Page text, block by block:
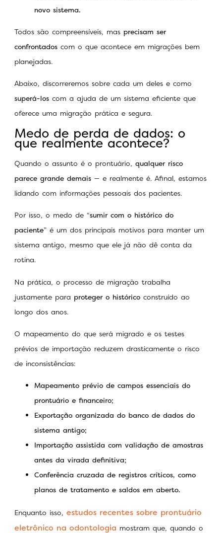
novo sistema.
Todos são compreensíveis, mas precisam ser
confrontados com o que acontece em migrações bem
planejadas.
Abaixo, discorreremos sobre cada um deles e como
superá-los com a ajuda de um sistema eficiente que
oferece uma migração prática e segura.
Medo de perda de dados: o
que realmente acontece?
Quando o assunto é o prontuário, qualquer risco
parece grande demais — e realmente é. Afinal, estamos
lidando com informações pessoais dos pacientes.
Por isso, o medo de “sumir com o histórico do
paciente” é um dos principais motivos para manter um
sistema antigo, mesmo que ele já não dê conta da
rotina.
Na prática, o processo de migração trabalha
justamente para proteger o histórico construído ao
longo dos anos.
O mapeamento do que será migrado e os testes
prévios de importação reduzem drasticamente o risco
de inconsistências:
Mapeamento prévio de campos essenciais do
prontuário e financeiro;
Exportação organizada do banco de dados do
sistema antigo;
Importação assistida com validação de amostras
antes da virada definitiva;
Conferência cruzada de registros críticos, como
planos de tratamento e saldos em aberto.
Enquanto isso, estudos recentes sobre prontuário
eletrônico na odontologia mostram que, quando o